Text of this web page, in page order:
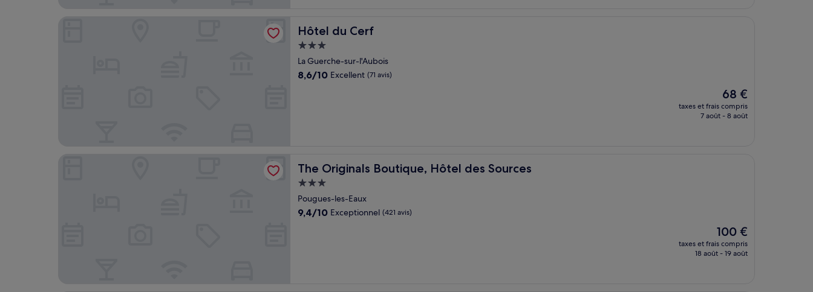
Hôtel du Cerf
Hôtel du Cerf
Hébergement
3.0 étoiles
La Guerche-sur-l'Aubois
8.6
8,6/10 Excellent (71 avis)
Le
nouveau
prix
68 €
taxes et frais compris
7 août - 8 août
The Originals Boutique, Hôtel des Sources
The Originals Boutique, Hôtel des Sources
Hébergement
3.0 étoiles
Pougues-les-Eaux
9.4
9,4/10 Exceptionnel (421 avis)
Le
nouveau
prix
100 €
taxes et frais compris
18 août - 19 août